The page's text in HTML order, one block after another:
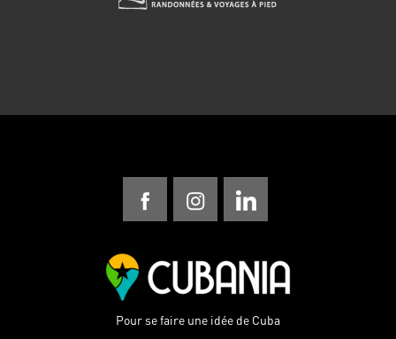
Pour se faire une idée de Cuba